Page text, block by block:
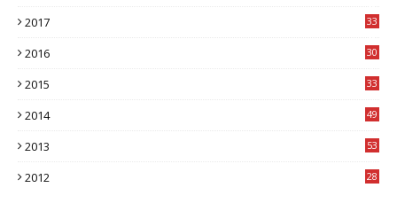
2017
33
2016
30
2015
33
2014
49
2013
53
2012
28